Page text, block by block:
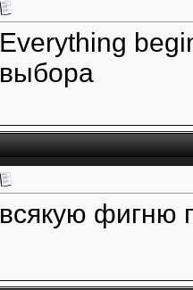
Everything
выбора
всякую фигню